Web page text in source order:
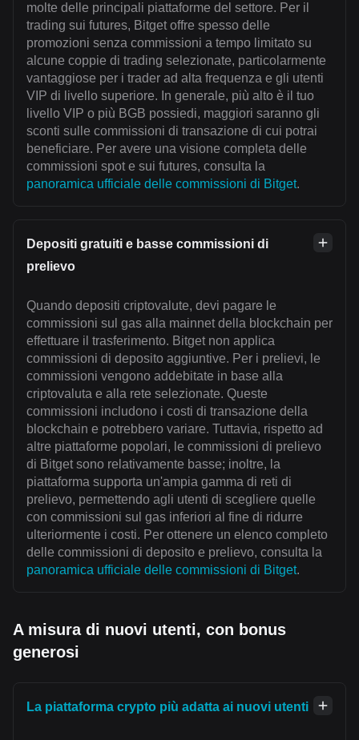
molte delle principali piattaforme del settore. Per il
trading sui futures, Bitget offre spesso delle
promozioni senza commissioni a tempo limitato su
alcune coppie di trading selezionate, particolarmente
vantaggiose per i trader ad alta frequenza e gli utenti
VIP di livello superiore. In generale, più alto è il tuo
livello VIP o più BGB possiedi, maggiori saranno gli
sconti sulle commissioni di transazione di cui potrai
beneficiare. Per avere una visione completa delle
commissioni spot e sui futures, consulta la
panoramica ufficiale delle commissioni di Bitget.
Depositi gratuiti e basse commissioni di
prelievo
Quando depositi criptovalute, devi pagare le
commissioni sul gas alla mainnet della blockchain per
effettuare il trasferimento. Bitget non applica
commissioni di deposito aggiuntive. Per i prelievi, le
commissioni vengono addebitate in base alla
criptovaluta e alla rete selezionate. Queste
commissioni includono i costi di transazione della
blockchain e potrebbero variare. Tuttavia, rispetto ad
altre piattaforme popolari, le commissioni di prelievo
di Bitget sono relativamente basse; inoltre, la
piattaforma supporta un'ampia gamma di reti di
prelievo, permettendo agli utenti di scegliere quelle
con commissioni sul gas inferiori al fine di ridurre
ulteriormente i costi. Per ottenere un elenco completo
delle commissioni di deposito e prelievo, consulta la
panoramica ufficiale delle commissioni di Bitget.
A misura di nuovi utenti, con bonus
generosi
La piattaforma crypto più adatta ai nuovi utenti